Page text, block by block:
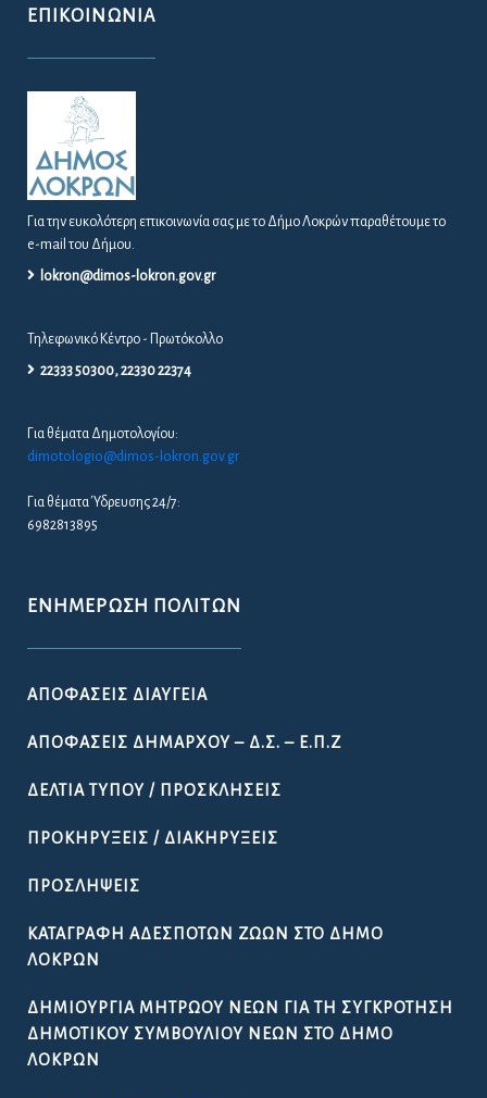
ΕΠΙΚΟΙΝΩΝΊΑ
Για την ευκολότερη επικοινωνία σας με το Δήμο Λοκρών παραθέτουμε το
e-mail του Δήμου.
lokron@dimos-lokron.gov.gr
Τηλεφωνικό Κέντρο - Πρωτόκολλο
22333 50300, 22330 22374
Για θέματα Δημοτολογίου:
dimotologio@dimos-lokron.gov.gr
Για θέματα Ύδρευσης 24/7:
6982813895
ΕΝΗΜΈΡΩΣΗ ΠΟΛΙΤΏΝ
ΑΠΟΦΆΣΕΙΣ ΔΙΑΎΓΕΙΑ
ΑΠΟΦΆΣΕΙΣ ΔΗΜΆΡΧΟΥ – Δ.Σ. – Ε.Π.Ζ
ΔΕΛΤΊΑ ΤΎΠΟΥ / ΠΡΟΣΚΛΉΣΕΙΣ
ΠΡΟΚΗΡΎΞΕΙΣ / ΔΙΑΚΗΡΎΞΕΙΣ
ΠΡΟΣΛΉΨΕΙΣ
ΚΑΤΑΓΡΑΦΉ ΑΔΈΣΠΟΤΩΝ ΖΏΩΝ ΣΤΟ ΔΉΜΟ
ΛΟΚΡΏΝ
ΔΗΜΙΟΥΡΓΊΑ ΜΗΤΡΏΟΥ ΝΈΩΝ ΓΙΑ ΤΗ ΣΥΓΚΡΌΤΗΣΗ
ΔΗΜΟΤΙΚΟΎ ΣΥΜΒΟΥΛΊΟΥ ΝΈΩΝ ΣΤΟ ΔΉΜΟ
ΛΟΚΡΏΝ